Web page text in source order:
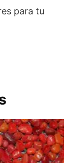
para tu